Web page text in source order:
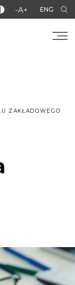
-A+ ENG
ZAKŁADOWEGO